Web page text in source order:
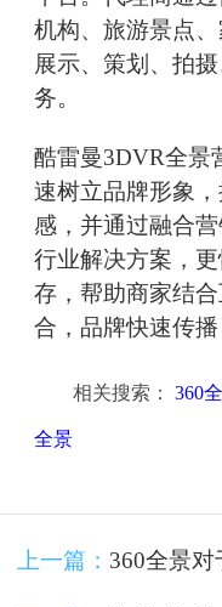
机构、旅游景点
展示、策划、拍
务。
酷雷曼3DVR全景
速树立品牌形象
感，并通过融合
行业解决方案，
存，帮助商家结
合，品牌快速传播
相关搜索： 360
全景
上一篇： 360全景